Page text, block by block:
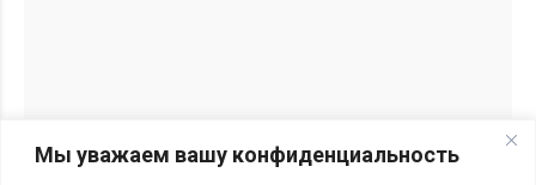
Мы уважаем вашу конфиденциальность